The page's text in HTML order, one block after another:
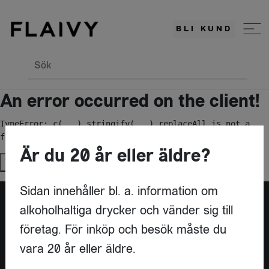
BLI KUND
Sök
An error occurred on the client!
TypeError: c(...).stringify(...).replaceAll is not a
function
Try again
Är du leverantör?
Är du 20 år eller äldre?
Sidan innehåller bl. a. information om
alkoholhaltiga drycker och vänder sig till
företag. För inköp och besök måste du
vara 20 år eller äldre.